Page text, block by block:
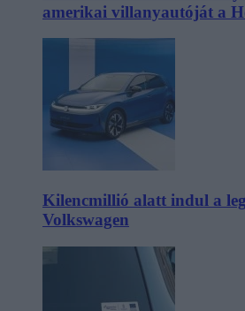
amerikai villanyautóját a
Kilencmillió alatt indul a
Volkswagen